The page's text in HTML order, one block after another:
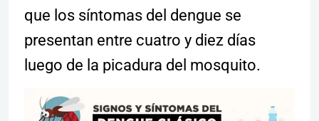
que los síntomas del dengue se
presentan entre cuatro y diez días
luego de la picadura del mosquito.